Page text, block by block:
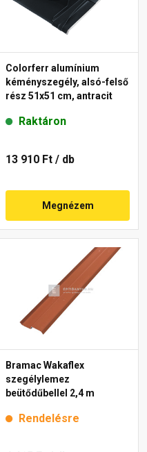
Colorferr alumínium
kéményszegély, alsó-felső
rész 51x51 cm, antracit
Raktáron
13 910 Ft / db
Megnézem
Bramac Wakaflex
szegélylemez
beütődűbellel 2,4 m
Rendelésre